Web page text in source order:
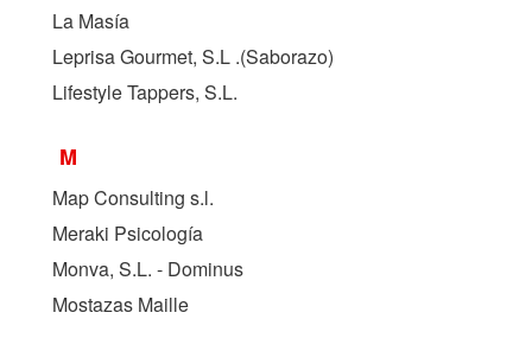
La Masía
Leprisa Gourmet, S.L .(Saborazo)
Lifestyle Tappers, S.L.
M
Map Consulting s.l.
Meraki Psicología
Monva, S.L. - Dominus
Mostazas Maille